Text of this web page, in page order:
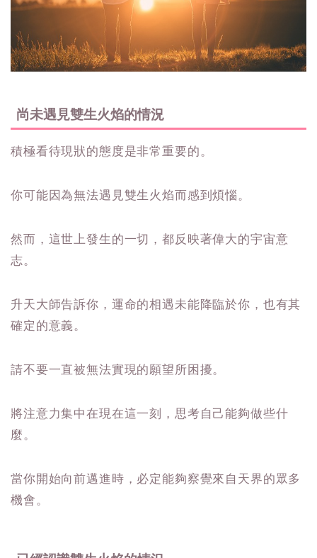
尚未遇見雙生火焰的情況
積極看待現狀的態度是非常重要的。
你可能因為無法遇見雙生火焰而感到煩惱。
然而，這世上發生的一切，都反映著偉大的宇宙意
志。
升天大師告訴你，運命的相遇未能降臨於你，也有其
確定的意義。
請不要一直被無法實現的願望所困擾。
將注意力集中在現在這一刻，思考自己能夠做些什
麼。
當你開始向前邁進時，必定能夠察覺來自天界的眾多
機會。